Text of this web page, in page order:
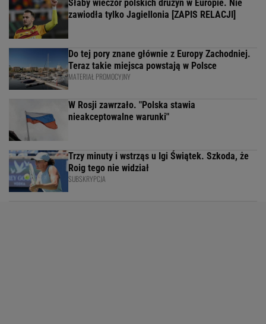
Słaby wieczór polskich drużyn w Europie. Nie
zawiodła tylko Jagiellonia [ZAPIS RELACJI]
Do tej pory znane głównie z Europy Zachodniej.
Teraz takie miejsca powstają w Polsce
MATERIAŁ PROMOCYJNY
W Rosji zawrzało. "Polska stawia
nieakceptowalne warunki"
Trzy minuty i wstrząs u Igi Świątek. Szkoda, że
Roig tego nie widział
SUBSKRYPCJA